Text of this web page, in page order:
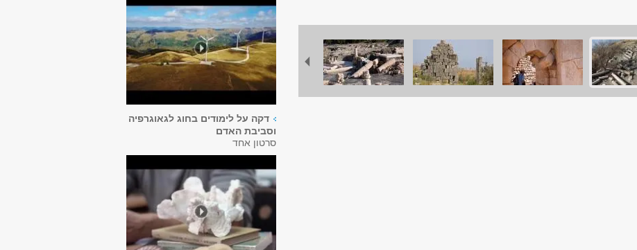
דקה על לימודים בחוג לגאוגרפיה
וסביבת האדם
סרטון אחד